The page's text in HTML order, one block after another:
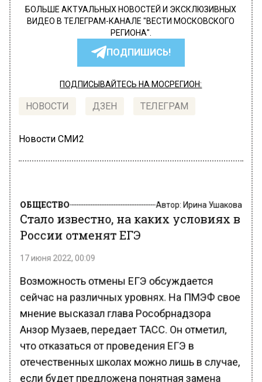
БОЛЬШЕ АКТУАЛЬНЫХ НОВОСТЕЙ И ЭКСКЛЮЗИВНЫХ
ВИДЕО В ТЕЛЕГРАМ-КАНАЛЕ "ВЕСТИ МОСКОВСКОГО
РЕГИОНА".
ПОДПИШИСЬ!
ПОДПИСЫВАЙТЕСЬ НА МОСРЕГИОН:
НОВОСТИ ДЗЕН ТЕЛЕГРАМ
Новости СМИ2
ОБЩЕСТВО Автор:Ирина Ушакова
Стало известно, на каких условиях в
России отменят ЕГЭ
17 июня 2022, 00:09
Возможность отмены ЕГЭ обсуждается
сейчас на различных уровнях. На ПМЭФ свое
мнение высказал глава Рособрнадзора
Анзор Музаев, передает ТАСС. Он отметил,
что отказаться от проведения ЕГЭ в
отечественных школах можно лишь в случае,
если будет предложена понятная замена